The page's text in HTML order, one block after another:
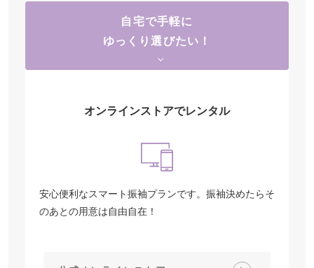
自宅で手軽に
ゆっくり選びたい！
オンラインストアでレンタル
安心便利なスマート振袖プランです。振袖決めたらそ
のあとの用意は自由自在！